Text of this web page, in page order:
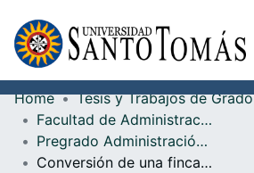
Communities & Collections
All of DSpace
Home
Tesis y Trabajos de Grado
Facultad de Administración de Empresas
Pregrado Administración de Empresas Agropecuarias
Conversión de una finca tradicional a la creación de una sociedad por acciones simplificada llamada Nápoles S.A.S.